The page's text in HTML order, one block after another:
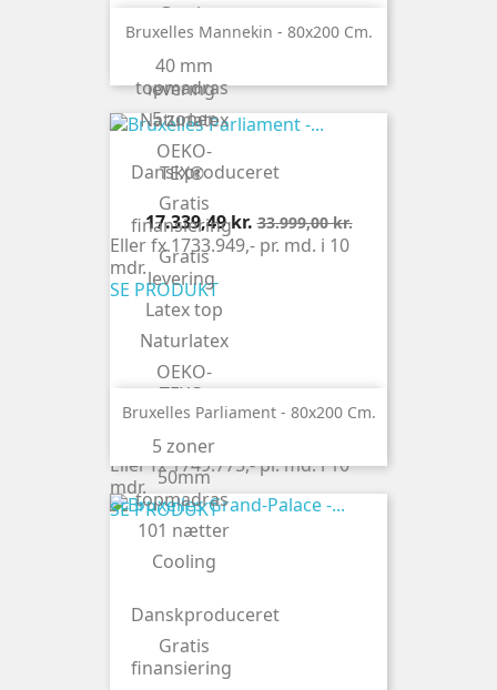
Gratis
finansiering
Gratis
levering
Naturlatex
OEKO-
TEX®
Pris
17.339,49 kr.Normalpris
33.999,00 kr.
Eller fx 1733.949,- pr. md. i 10
mdr.
SE PRODUKT
Bruxelles Mannekin - 80x200 Cm.
40 mm
topmadras
5 zoner
Danskproduceret
Gratis
finansiering
Gratis
levering
Latex top
Naturlatex
OEKO-
TEX®
Pris
17.497,75 kr.
Eller fx 1749.775,- pr. md. i 10
mdr.
SE PRODUKT
Bruxelles Parliament - 80x200 Cm.
5 zoner
50mm
topmadras
101 nætter
Cooling
Danskproduceret
Gratis
finansiering